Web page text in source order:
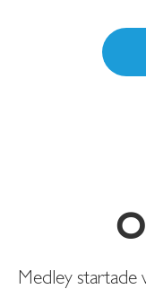
Medley startade